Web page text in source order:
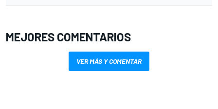
MEJORES COMENTARIOS
VER MÁS Y COMENTAR